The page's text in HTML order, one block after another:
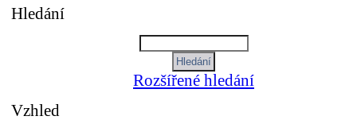
Hledání
Rozšířené hledání
Vzhled